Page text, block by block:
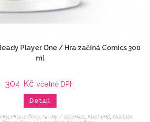
Player One / Hra začíná Comics 300
ml
304 Kč včetně DPH
Detail
, Hrané filmy, Hrnky / Sklenice, Kuchyně, Nádobí,